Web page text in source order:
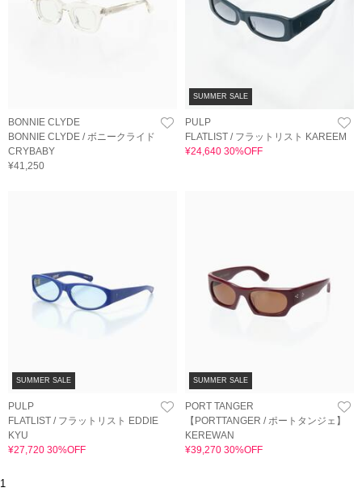
BONNIE CLYDE
BONNIE CLYDE / ボニークライド
CRYBABY
¥41,250
SUMMER SALE
PULP
FLATLIST / フラットリスト KAREEM
¥24,640 30%OFF
SUMMER SALE
PULP
FLATLIST / フラットリスト EDDIE
KYU
¥27,720 30%OFF
SUMMER SALE
PORT TANGER
【PORTTANGER / ポートタンジェ】
KEREWAN
¥39,270 30%OFF
1